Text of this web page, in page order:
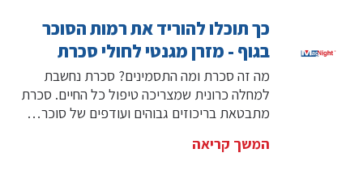
כך תוכלו להוריד את רמות הסוכר
בגוף - מזרן מגנטי לחולי סכרת
מה זה סכרת ומה התסמינים? סכרת נחשבת
למחלה כרונית שמצריכה טיפול כל החיים. סכרת
מתבטאת בריכוזים גבוהים ועודפים של סוכר…
המשך קריאה